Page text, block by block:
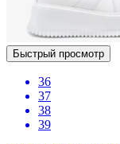
Быстрый просмотр
36
37
38
39